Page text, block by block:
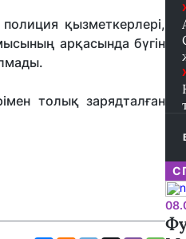
қызметкерлері,
арқасында бүгін
толық зарядталған